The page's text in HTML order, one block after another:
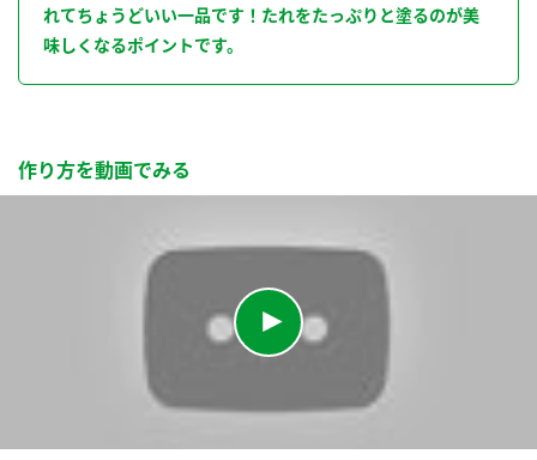
れてちょうどいい一品です！たれをたっぷりと塗るのが美
味しくなるポイントです。
作り方を動画でみる